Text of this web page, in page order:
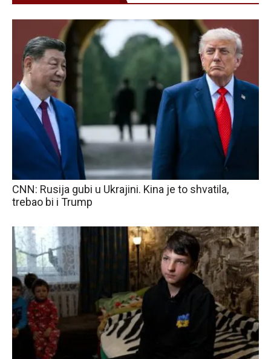
CNN: Rusija gubi u Ukrajini. Kina je to shvatila,
trebao bi i Trump